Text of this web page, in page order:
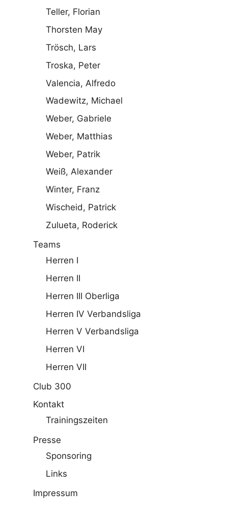
Teller, Florian
Thorsten May
Trösch, Lars
Troska, Peter
Valencia, Alfredo
Wadewitz, Michael
Weber, Gabriele
Weber, Matthias
Weber, Patrik
Weiß, Alexander
Winter, Franz
Wischeid, Patrick
Zulueta, Roderick
Teams
Herren I
Herren II
Herren III Oberliga
Herren IV Verbandsliga
Herren V Verbandsliga
Herren VI
Herren VII
Club 300
Kontakt
Trainingszeiten
Presse
Sponsoring
Links
Impressum